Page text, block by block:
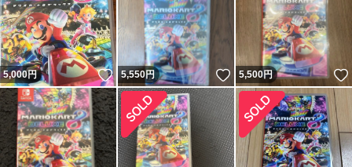
5,000円 いいね！
5,550円 いいね！
5,500円